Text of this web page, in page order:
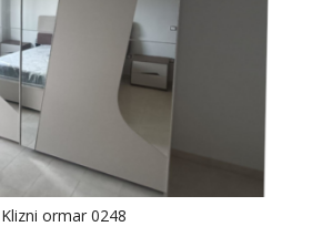
Klizni ormar 0248